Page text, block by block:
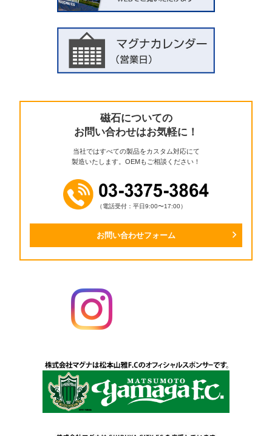
磁石についての
お問い合わせはお気軽に！
当社ではすべての製品をカスタム対応にて
製造いたします。OEMもご相談ください！
（電話受付：平日9:00〜17:00）
お問い合わせフォーム